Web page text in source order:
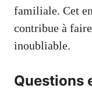
familiale. Cet
contribue à
inoubliable.
Questions